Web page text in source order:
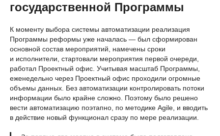
государственной Программы
К моменту выбора системы автоматизации реализация
Программы реформы уже началась — был сформирован
основной состав мероприятий, намечены сроки
и исполнители, стартовали мероприятия первой очереди,
работал Проектный офис. Учитывая масштаб Программы,
еженедельно через Проектный офис проходили огромные
объемы данных. Без автоматизации контролировать потоки
информации было крайне сложно. Поэтому было решено
вести автоматизацию поэтапно, по методике Agile, и вводить
в действие новый функционал сразу по мере реализации.